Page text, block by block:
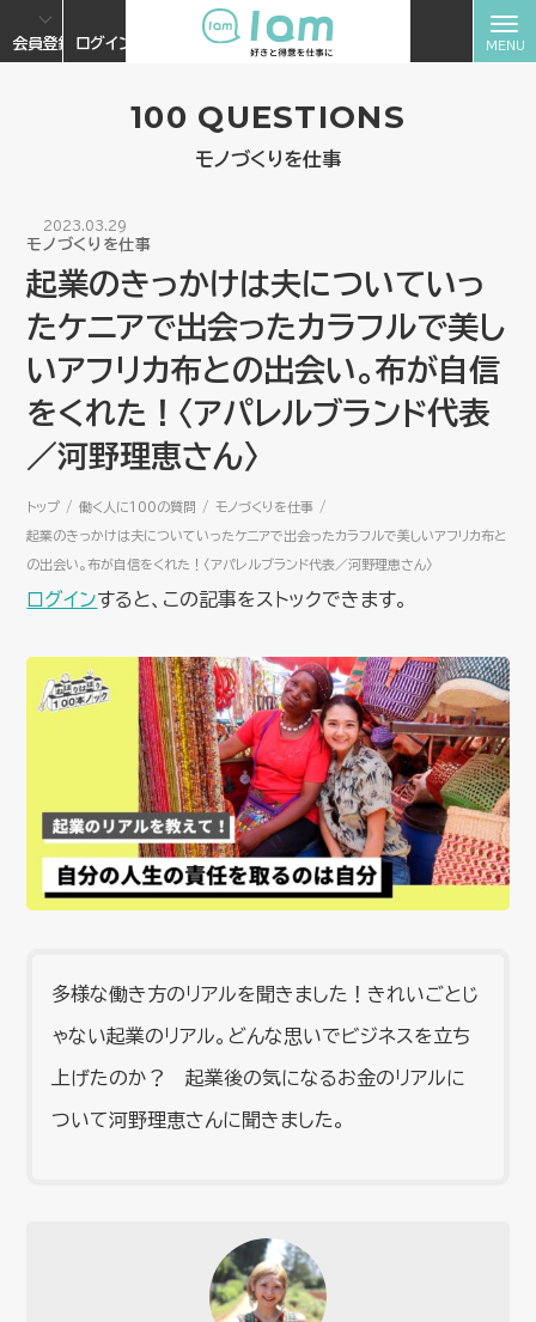
会員登録 ログイン
100 QUESTIONS
モノづくりを仕事
2023.03.29
モノづくりを仕事
起業のきっかけは夫についていっ
たケニアで出会ったカラフルで美し
いアフリカ布との出会い。布が自信
をくれた！〈アパレルブランド代表
／河野理恵さん〉
トップ 働く人に100の質問 モノづくりを仕事
起業のきっかけは夫についていったケニアで出会ったカラフルで美しいアフリカ布と
の出会い。布が自信をくれた！〈アパレルブランド代表／河野理恵さん〉
ログインすると、この記事をストックできます。
多様な働き方のリアルを聞きました！きれいごとじ
ゃない起業のリアル。どんな思いでビジネスを立ち
上げたのか？ 起業後の気になるお金のリアルに
ついて河野理恵さんに聞きました。